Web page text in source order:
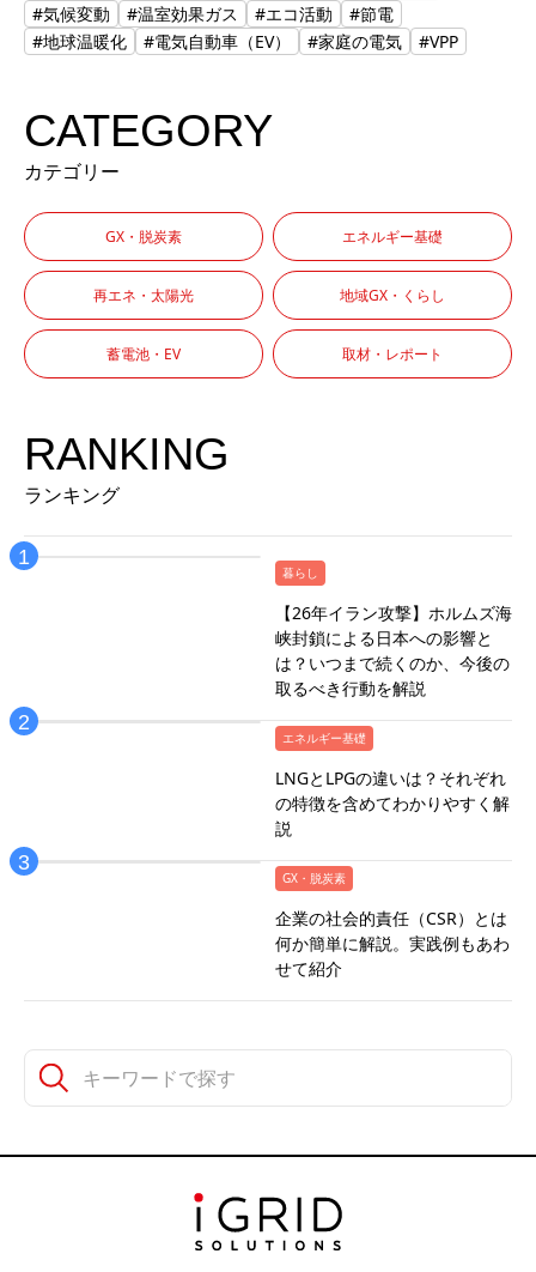
#気候変動
#温室効果ガス #エコ活動
#節電
#地球温暖化
#電気自動車（EV） #家庭の電気 #VPP
CATEGORY
カテゴリー
GX・脱炭素 エネルギー基礎
再エネ・太陽光 地域GX・くらし
蓄電池・EV 取材・レポート
RANKING
ランキング
暮らし
【26年イラン攻撃】ホルムズ海
峡封鎖による日本への影響と
は？いつまで続くのか、今後の
取るべき行動を解説
エネルギー基礎
LNGとLPGの違いは？それぞれ
の特徴を含めてわかりやすく解
説
GX・脱炭素
企業の社会的責任（CSR）とは
何か簡単に解説。実践例もあわ
せて紹介